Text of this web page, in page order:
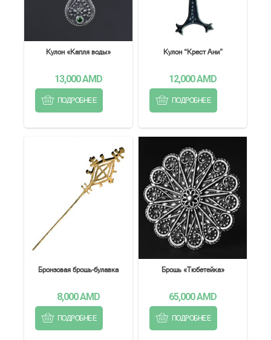
Кулон «Капля воды»
13,000AMD
ПОДРОБНЕЕ
Кулон “Крест Ани”
12,000AMD
ПОДРОБНЕЕ
Бронзовая брошь-булавка
8,000AMD
ПОДРОБНЕЕ
Брошь «Тюбетейка»
65,000AMD
ПОДРОБНЕЕ